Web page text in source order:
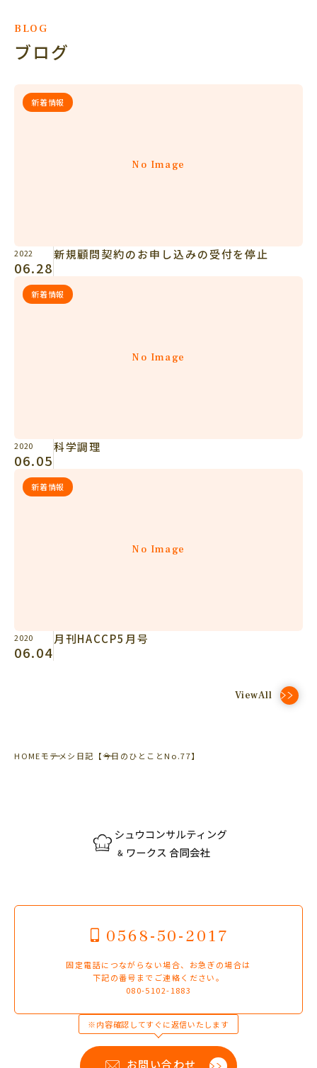
BLOG
ブログ
No Image
新着情報
2022
06.28
新規顧問契約のお申し込みの受付を停止
No Image
新着情報
2020
06.05
科学調理
No Image
新着情報
2020
06.04
月刊HACCP5月号
ViewAll
HOMEモテメシ日記 【今日のひとことNo.77】
0568-50-2017
固定電話につながらない場合、お急ぎの場合は
下記の番号までご連絡ください。
080-5102-1883
※内容確認してすぐに返信いたします